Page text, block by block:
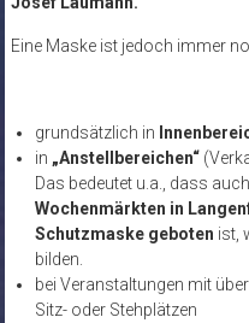
Eine Maske ist jedoch immer
grundsätzlich in
in „Anstellbereichen“
Das bedeutet u.a., dass
Wochenmärkten in
Schutzmaske geboten ist,
bilden.
bei Veranstaltungen mit über
Sitz- oder Stehplätzen